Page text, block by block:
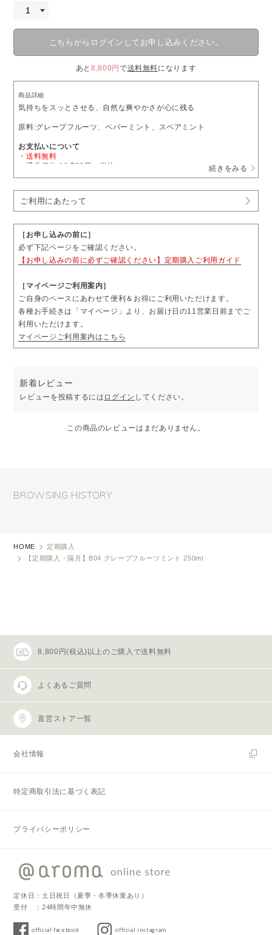
こちらからログインしてお申し込みください。
あと8,800円 で送料無料になります
商品詳細
気持ちをスッとさせる、自然な爽やかさが心に残る
原料:グレープフルーツ、ペパーミント、スペアミント
お支払いについて
・送料無料
・通常価格 18,700円（税込）
→定期購入15,895円（税込）
・1回につき1本をお届けします。
・お届け日の11営業日前まで、「マイページ」よりお届け日やお届
・お届け頻度やコースのご変更および解約については、毎月コース
は3回分、隔月コースは2回分のお届け完了後、「マイページ」より
お手続きいただけます。
・ご購入前に「ご利用にあたって」も必ずご一読ください。
続きをみる
ご利用にあたって
［お申し込みの前に］
必ず下記ページをご確認ください。
【お申し込みの前に必ずご確認ください】定期購入ご利用ガイド
［マイページご利用案内］
ご自身のペースにあわせて便利＆お得にご利用いただけます。
各種お手続きは「マイページ」より、お届け日の11営業日前までご
利用いただけます。
マイページご利用案内はこちら
新着レビュー
レビューを投稿するには ログイン してください。
この商品のレビューはまだありません。
BROWSING HISTORY
HOME
定期購入
【定期購入・隔月】B04 グレープフルーツミント 250ml
8,800円(税込)以上のご購入で送料無料
よくあるご質問
直営ストア一覧
会社情報
特定商取引法に基づく表記
プライバシーポリシー
定休日：土日祝日（夏季・冬季休業あり）
受付 ：24時間年中無休
official facebook official instagram